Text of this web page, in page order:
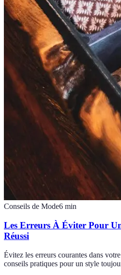
Conseils de Mode6 min
Les Erreurs À Éviter Pour
Réussi
Évitez les erreurs courantes dans
conseils pratiques pour un style